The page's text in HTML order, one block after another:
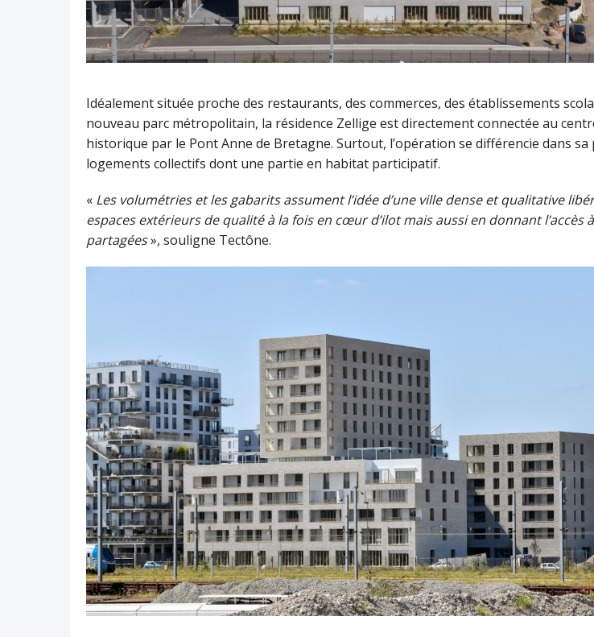
Idéalement située proche des restaurants, des commerces, des établissements
nouveau parc métropolitain, la résidence Zellige est directement connectée au
historique par le Pont Anne de Bretagne. Surtout, l’opération se différencie dans
logements collectifs dont une partie en habitat participatif.
« Les volumétries et les gabarits assument l’idée d’une ville dense et qualitative
espaces extérieurs de qualité à la fois en cœur d’ilot mais aussi en donnant l’accès
partagées», souligne Tectône.